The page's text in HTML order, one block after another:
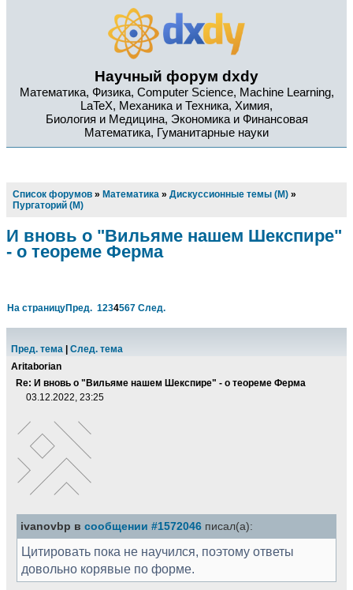
Научный форум dxdy
Математика, Физика, Computer Science, Machine Learning,
LaTeX, Механика и Техника, Химия,
Биология и Медицина, Экономика и Финансовая
Математика, Гуманитарные науки
Список форумов » Математика » Дискуссионные темы (М) »
Пургаторий (М)
И вновь о "Вильяме нашем Шекспире"
- о теореме Ферма
На страницуПред. 1234567 След.
Пред. тема
След. тема
Aritaborian
Re: И вновь о "Вильяме нашем Шекспире" - о теореме Ферма
03.12.2022, 23:25
ivanovbp в сообщении #1572046 писал(а):
Цитировать пока не научился, поэтому ответы
довольно корявые по форме.